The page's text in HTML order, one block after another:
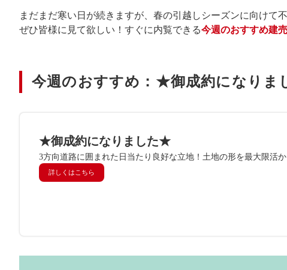
まだまだ寒い日が続きますが、春の引越しシーズンに向けて
ぜひ皆様に見て欲しい！すぐに内覧できる今週のおすすめ建
今週のおすすめ：★御成約になり
★御成約になりました★
3方向道路に囲まれた日当たり良好な立地！土地の形を最大限活
詳しくはこちら